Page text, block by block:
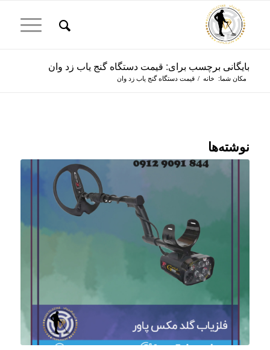
بایگانی برچسب برای: قیمت دستگاه گنج یاب زد وان
مکان شما: خانه / قیمت دستگاه گنج یاب زد وان
نوشته‌ها